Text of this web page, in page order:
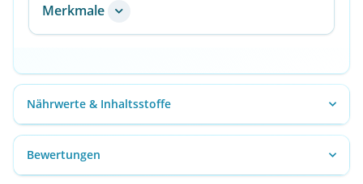
Merkmale
Nährwerte & Inhaltsstoffe
Bewertungen